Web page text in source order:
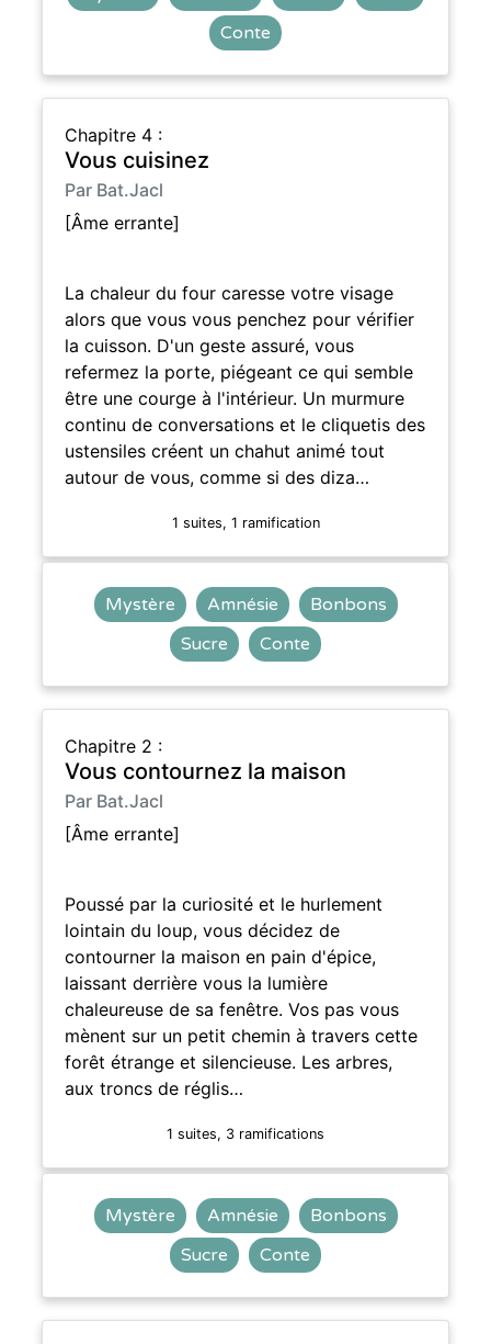
Conte
Chapitre 4 :
Vous cuisinez
Par Bat.Jacl
[Âme errante]
La chaleur du four caresse votre visage
alors que vous vous penchez pour vérifier
la cuisson. D'un geste assuré, vous
refermez la porte, piégeant ce qui semble
être une courge à l'intérieur. Un murmure
continu de conversations et le cliquetis des
ustensiles créent un chahut animé tout
autour de vous, comme si des diza…
1 suites, 1 ramification
Mystère Amnésie
Bonbons
Sucre
Conte
Chapitre 2 :
Vous contournez la maison
Par Bat.Jacl
[Âme errante]
Poussé par la curiosité et le hurlement
lointain du loup, vous décidez de
contourner la maison en pain d'épice,
laissant derrière vous la lumière
chaleureuse de sa fenêtre. Vos pas vous
mènent sur un petit chemin à travers cette
forêt étrange et silencieuse. Les arbres,
aux troncs de réglis…
1 suites, 3 ramifications
Mystère Amnésie
Bonbons
Sucre
Conte